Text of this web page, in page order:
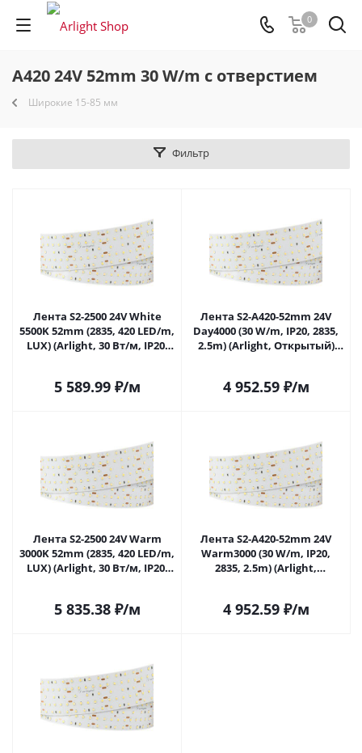
0
A420 24V 52mm 30 W/m с отверстием
Широкие 15-85 мм
Фильтр
Лента S2-2500 24V White
5500K 52mm (2835, 420 LED/m,
LUX) (Arlight, 30 Вт/м, IP20)
5 589.99₽/м
Лента S2-A420-52mm 24V
Day4000 (30 W/m, IP20, 2835,
2.5m) (Arlight, Открытый)
4 952.59₽/м
Лента S2-2500 24V Warm
3000K 52mm (2835, 420 LED/m,
LUX) (Arlight, 30 Вт/м, IP20)
5 835.38₽/м
Лента S2-A420-52mm 24V
Warm3000 (30 W/m, IP20,
2835, 2.5m) (Arlight,
4 952.59₽/м